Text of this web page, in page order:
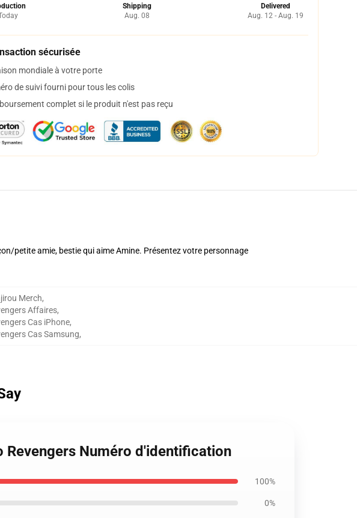
Shipping
Aug. 08
Delivered
Aug. 12 - Aug. 19
sécurisée
mondiale à votre porte
de suivi fourni pour tous les colis
complet si le produit n'est pas reçu
petite amie, bestie qui aime Amine. Présentez votre personnage
Merch,
Affaires,
Cas iPhone,
Cas Samsung,
Revengers Numéro d'identification
100%
0%